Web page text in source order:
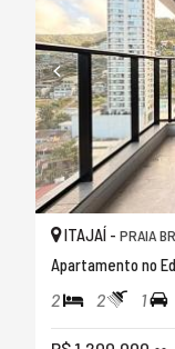
ITAJAÍ - PRAIA
Apartamento no
2 2 1